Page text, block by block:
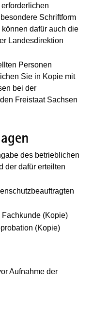
Schriftform
dafür auch die
Landesdirektion
Personen
Sie in Kopie mit
bei der
Freistaat Sachsen
des betrieblichen
der dafür erteilten
(Kopie)
(Kopie)
Aufnahme der